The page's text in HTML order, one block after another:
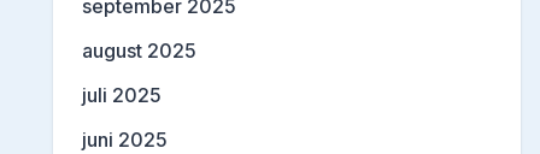
september 2025
august 2025
juli 2025
juni 2025